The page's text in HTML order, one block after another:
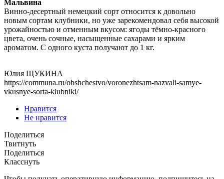
Мальвина
Винно-десертный немецкий сорт относится к довольно
новым сортам клубники, но уже зарекомендовал себя высокой
урожайностью и отменным вкусом: ягоды тёмно-красного
цвета, очень сочные, насыщенные сахарами и ярким
ароматом. С одного куста получают до 1 кг.
Юлия ЩУКИНА
https://communa.ru/obshchestvo/voronezhtsam-nazvali-samye-
vkusnye-sorta-klubniki/
Нравится
Не нравится
Поделиться
Твитнуть
Поделиться
Класснуть